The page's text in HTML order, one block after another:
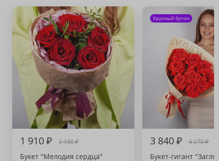
1 910 ₽ 2 180 ₽
Букет "Мелодия сердца"
Крупный бутон
3 840 ₽ 4 270 ₽
Букет-гигант